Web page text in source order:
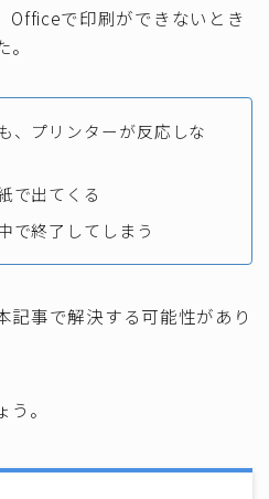
Officeで印刷ができないとき
、プリンターが反応しな
で出てくる
で終了してしまう
記事で解決する可能性があり
。